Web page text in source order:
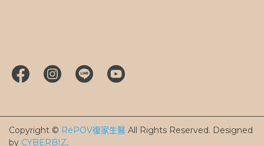
Copyright © RéPOV復家生醫 All Rights Reserved. Designed
by CYBERBIZ.